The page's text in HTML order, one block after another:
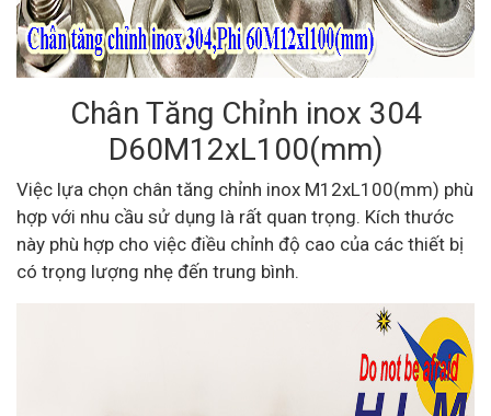
Chân Tăng Chỉnh inox 304
D60M12xL100(mm)
Việc lựa chọn chân tăng chỉnh inox M12xL100(mm) phù
hợp với nhu cầu sử dụng là rất quan trọng. Kích thước
này phù hợp cho việc điều chỉnh độ cao của các thiết bị
có trọng lượng nhẹ đến trung bình.